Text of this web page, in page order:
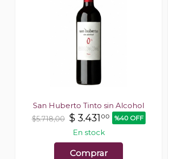
San Huberto Tinto sin Alcohol
$5.718,00 $ 3.431 00 %40 OFF
En stock
Comprar